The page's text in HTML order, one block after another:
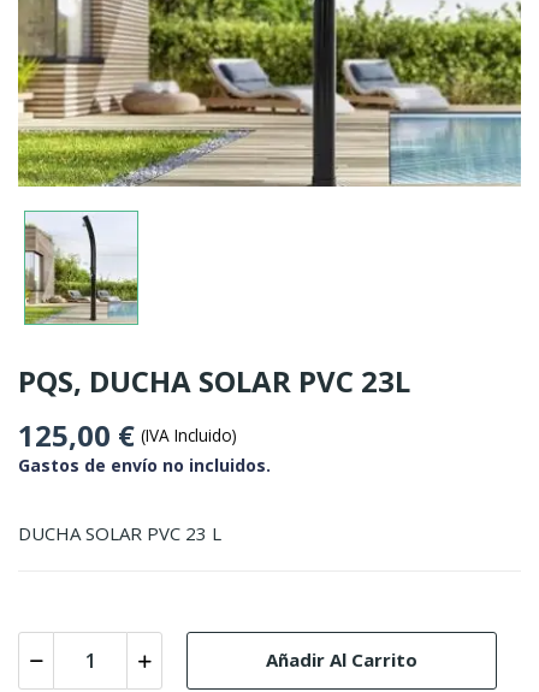
PQS, DUCHA SOLAR PVC 23L
125,00 € (IVA Incluido)
Gastos de envío no incluidos.
DUCHA SOLAR PVC 23 L
Añadir Al Carrito